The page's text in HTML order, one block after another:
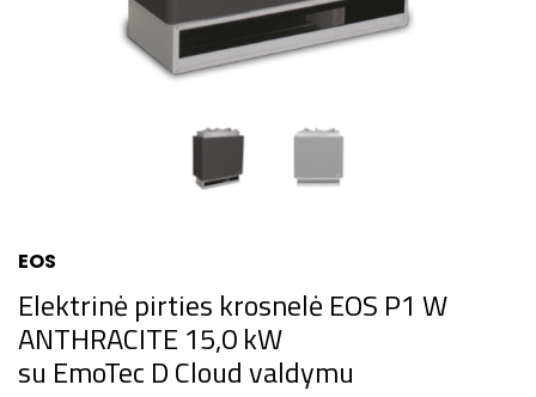
EOS
Elektrinė pirties krosnelė EOS P1 W
ANTHRACITE 15,0 kW
su EmoTec D Cloud valdymu